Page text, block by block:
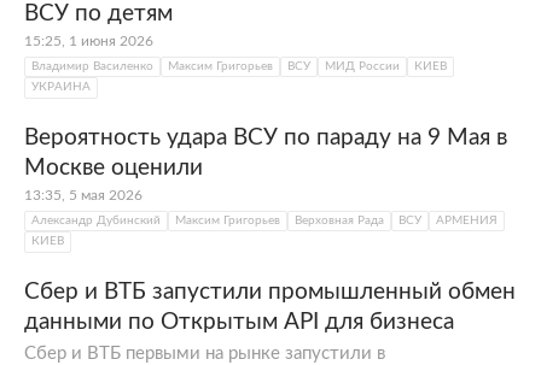
ВСУ по детям
15:25, 1 июня 2026
Владимир Василенко Максим Григорьев ВСУ МИД России
КИЕВ
УКРАИНА
Вероятность удара ВСУ по параду на 9 Мая в
Москве оценили
13:35, 5 мая 2026
Александр Дубинский Максим Григорьев Верховная Рада ВСУ
АРМЕНИЯ
КИЕВ
Сбер и ВТБ запустили промышленный обмен
данными по Открытым API для бизнеса
Сбер и ВТБ первыми на рынке запустили в